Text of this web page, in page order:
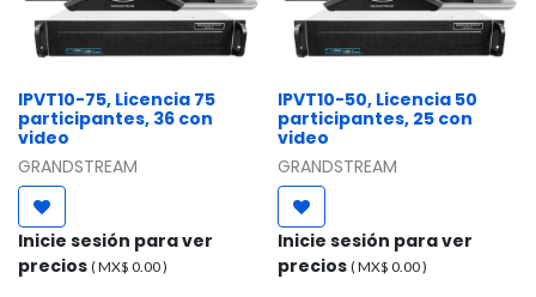
IPVT10-75, Licencia 75
participantes, 36 con
video
GRANDSTREAM
Inicie sesión para ver
precios ( MX$ 0.00)
IPVT10-50, Licencia 50
participantes, 25 con
video
GRANDSTREAM
Inicie sesión para ver
precios ( MX$ 0.00)